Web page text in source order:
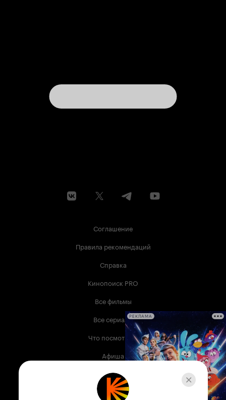
данного проекта. 10 из 10
Соглашение
Правила рекомендаций
Справка
Кинопоиск PRO
Все фильмы
Все сериалы
Что посмотреть
Афиша
Музыка
Телепрограмма
РЕКЛАМА